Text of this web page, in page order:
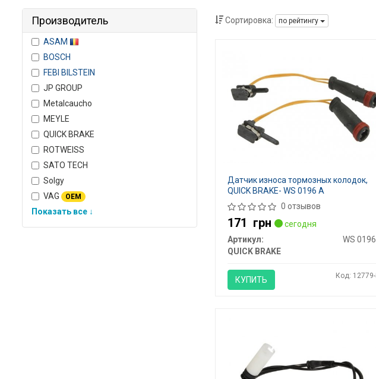
Производитель
ASAM
BOSCH
FEBI BILSTEIN
JP GROUP
Metalcaucho
MEYLE
QUICK BRAKE
ROTWEISS
SATO TECH
Solgy
VAG
OEM
Показать все ↓
Сортировка: по рейтингу
Датчик износа тормозных колодок,
QUICK BRAKE- WS 0196 A
0 отзывов
171 грн
сегодня
Артикул:
WS
QUICK BRAKE
КУПИТЬ Код: